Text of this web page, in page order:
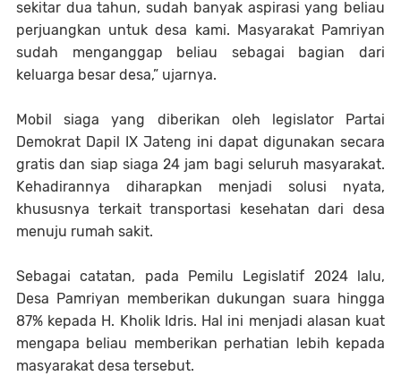
sekitar dua tahun, sudah banyak aspirasi yang beliau
perjuangkan untuk desa kami. Masyarakat Pamriyan
sudah menganggap beliau sebagai bagian dari
keluarga besar desa,” ujarnya.
Mobil siaga yang diberikan oleh legislator Partai
Demokrat Dapil IX Jateng ini dapat digunakan secara
gratis dan siap siaga 24 jam bagi seluruh masyarakat.
Kehadirannya diharapkan menjadi solusi nyata,
khususnya terkait transportasi kesehatan dari desa
menuju rumah sakit.
Sebagai catatan, pada Pemilu Legislatif 2024 lalu,
Desa Pamriyan memberikan dukungan suara hingga
87% kepada H. Kholik Idris. Hal ini menjadi alasan kuat
mengapa beliau memberikan perhatian lebih kepada
masyarakat desa tersebut.